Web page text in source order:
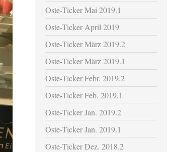
Oste-Ticker Mai 2019.1
Oste-Ticker April 2019
Oste-Ticker März 2019.2
Oste-Ticker März 2019.1
Oste-Ticker Febr. 2019.2
Oste-Ticker Feb. 2019.1
Oste-Ticker Jan. 2019.2
Oste-Ticker Jan. 2019.1
Oste-Ticker Dez. 2018.2